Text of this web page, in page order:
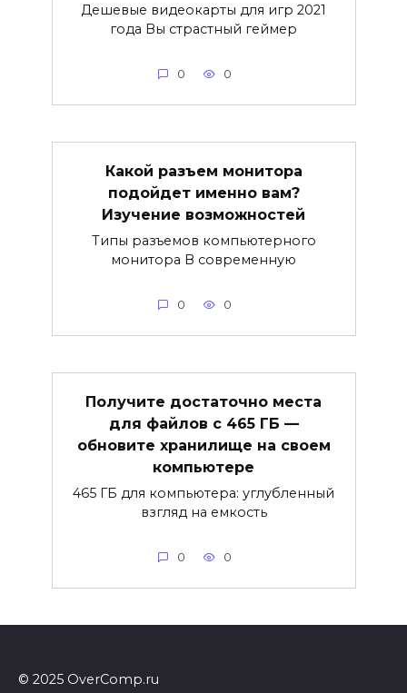
Дешевые видеокарты для игр 2021
года Вы страстный геймер
0 0
Какой разъем монитора
подойдет именно вам?
Изучение возможностей
Типы разъемов компьютерного
монитора В современную
0 0
Получите достаточно места
для файлов с 465 ГБ —
обновите хранилище на своем
компьютере
465 ГБ для компьютера: углубленный
взгляд на емкость
0 0
© 2025 OverComp.ru